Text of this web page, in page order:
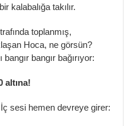
kalabalığa takılır.
toplanmış,
Hoca, ne görsün?
bangır bağırıyor:
altına!
İç sesi hemen devreye girer: